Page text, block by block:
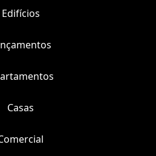
Edifícios
Casas